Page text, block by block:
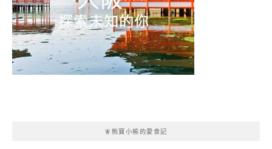
🧚熊寶小榆的愛食記